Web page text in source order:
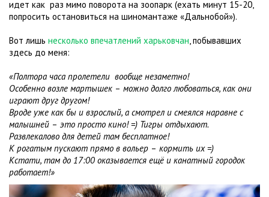
идет как раз мимо поворота на зоопарк (ехать минут 15-20,
попросить остановиться на шиномантаже «Дальнобой»).
Вот лишь несколько впечатлений харьковчан, побывавших
здесь до меня:
«Полтора часа пролетели вообще незаметно!
Особенно возле мартышек – можно долго любоваться, как они
играют друг другом!
Вроде уже как бы и взрослый, а смотрел и смеялся наравне с
малышней – это просто кино! =) Тигры отдыхают.
Развлекалово для детей там бесплатное!
К рогатым пускают прямо в вольер – кормить их =)
Кстати, там до 17:00 оказывается ещё и канатный городок
работает!»